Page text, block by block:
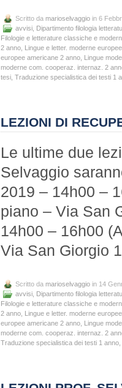
Scritto da marioselvaggio in 6
avvisi Dipartimento filologia
Filologie e letterature classiche e
2 anno Lingue e letter. moderne
europee americane 2 anno Lingue
moderne com. cooperaz. internaz. 2
tesi Traduzione specialistica dei testi 1
LEZIONI DI
Le ultime due
Selvaggio
2019 – 14h00 –
piano – Via San
14h00 – 16h00
Via San Giorgio
Scritto da marioselvaggio in 14
avvisi Dipartimento filologia
Filologie e letterature classiche e
2 anno Lingue e letter. moderne
europee americane 2 anno Lingue
moderne com. cooperaz. internaz. 2
Traduzione specialistica dei testi 1 anno